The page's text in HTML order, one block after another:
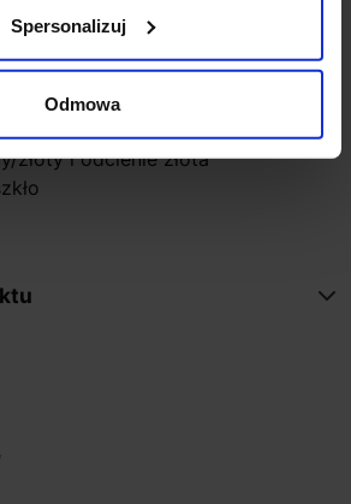
Spersonalizuj
Odmowa
trzonka: 3 x E14
5W
złoty i odcienie złota